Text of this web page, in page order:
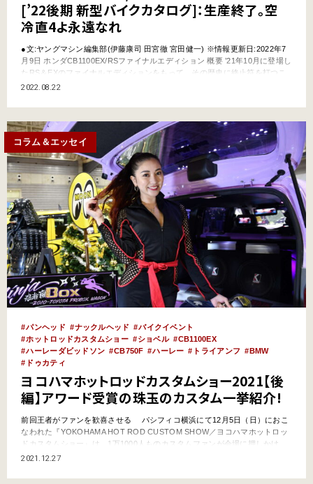
[’22後期 新型バイクカタログ]：生産終了。空
冷直4よ永遠なれ
●文:ヤングマシン編集部(伊藤康司 田宮徹 宮田健一) ※情報更新日:2022年7
月9日 ホンダCB1100EX/RSファイナルエディション 概要 ’21年10月に登場し
たRS＆EXのファイナルエディションをもって、その歴史に終止符を打つこ
ととなった空冷直列4気筒のビッグネイキッド。このファイナルエディショ
飾るにふさわしい佇ま…
2022.08.22
コラム＆エッセイ
パンヘッド ナックルヘッド
バイクイベント
ホットロッドカスタムショー
ショベル
CB1100EX
ハーレーダビッドソン
CB750F ハーレー トライアンフ
BMW
ドゥカティ
ヨコハマホットロッドカスタムショー2021【後
編】アワード受賞の珠玉のカスタム一挙紹介!
前回王者がファンを歓喜させる パシフィコ横浜にて12月5日（日）におこ
なわれた『YOKOHAMA HOT ROD CUSTOM SHOW／ヨコハマホットロッ
ドカスタムショー』は、1万1000人ものカスタムファンが会場に押しかけ、
大いに盛り上がりました。昨年はコロナ禍で開催断念。2年ぶりとなり、ま
っていて、前回2019年のB…
2021.12.27